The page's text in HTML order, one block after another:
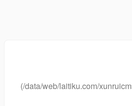
(/data/web/laitiku.com/